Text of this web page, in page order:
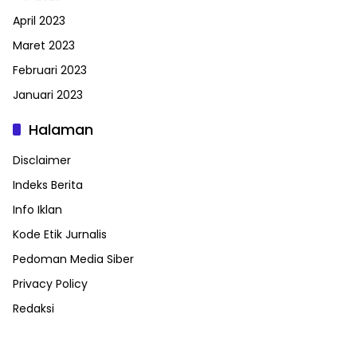
April 2023
Maret 2023
Februari 2023
Januari 2023
Halaman
Disclaimer
Indeks Berita
Info Iklan
Kode Etik Jurnalis
Pedoman Media Siber
Privacy Policy
Redaksi